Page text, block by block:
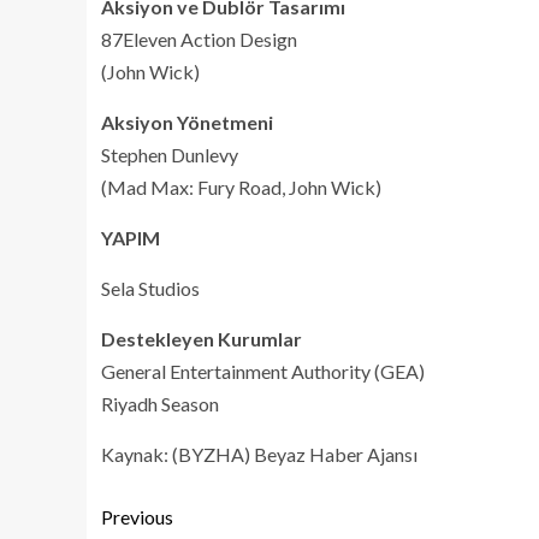
Aksiyon ve Dublör Tasarımı
87Eleven Action Design
(John Wick)
Aksiyon Yönetmeni
Stephen Dunlevy
(Mad Max: Fury Road, John Wick)
YAPIM
Sela Studios
Destekleyen Kurumlar
General Entertainment Authority (GEA)
Riyadh Season
Kaynak: (BYZHA) Beyaz Haber Ajansı
Previous